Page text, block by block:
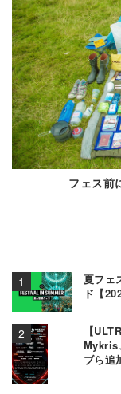
フェス前
夏フェ
ド【
【
Mykris
ブら追